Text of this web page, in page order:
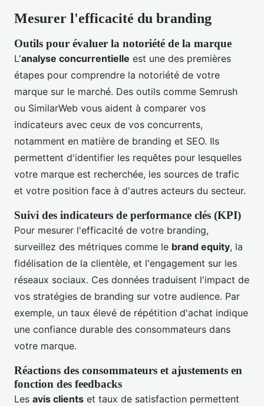
Mesurer l'efficacité du branding
Outils pour évaluer la notoriété de la marque
L'analyse concurrentielle est une des premières
étapes pour comprendre la notoriété de votre
marque sur le marché. Des outils comme Semrush
ou SimilarWeb vous aident à comparer vos
indicateurs avec ceux de vos concurrents,
notamment en matière de branding et SEO. Ils
permettent d'identifier les requêtes pour lesquelles
votre marque est recherchée, les sources de trafic
et votre position face à d'autres acteurs du secteur.
Suivi des indicateurs de performance clés (KPI)
Pour mesurer l'efficacité de votre branding,
surveillez des métriques comme le brand equity, la
fidélisation de la clientèle, et l'engagement sur les
réseaux sociaux. Ces données traduisent l'impact de
vos stratégies de branding sur votre audience. Par
exemple, un taux élevé de répétition d'achat indique
une confiance durable des consommateurs dans
votre marque.
Réactions des consommateurs et ajustements en
fonction des feedbacks
Les avis clients et taux de satisfaction permettent